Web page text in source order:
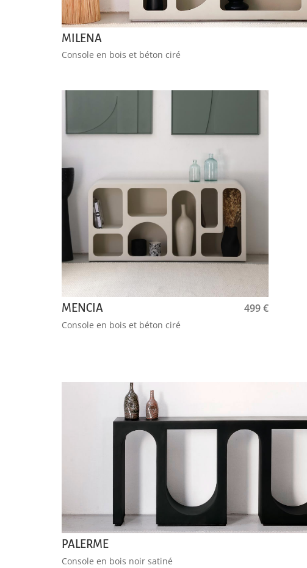
MILENA
Console en bois et béton ciré
MENCIA 499€
Console en bois et béton ciré
PALERME
Console en bois noir satiné